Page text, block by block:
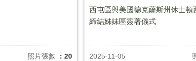
照片張數 ：20
西屯區與美國德克薩斯州休士頓
締結姊妹區簽署儀式
2025-11-05